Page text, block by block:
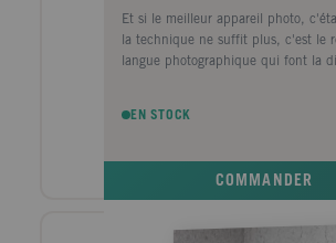
Et si le meilleur appareil photo,
la technique ne suffit plus, c'est le
langue photographique qui font la
perfectionne. Mal maîtrisé, il brouille
livre met en lumière ce qui se joue
« parler photo », à penser vos
EN STOCK
COMMANDER